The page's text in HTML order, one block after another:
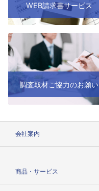
WEB請求書サービス
調査取材ご協力のお願い
会社案内
商品・サービス